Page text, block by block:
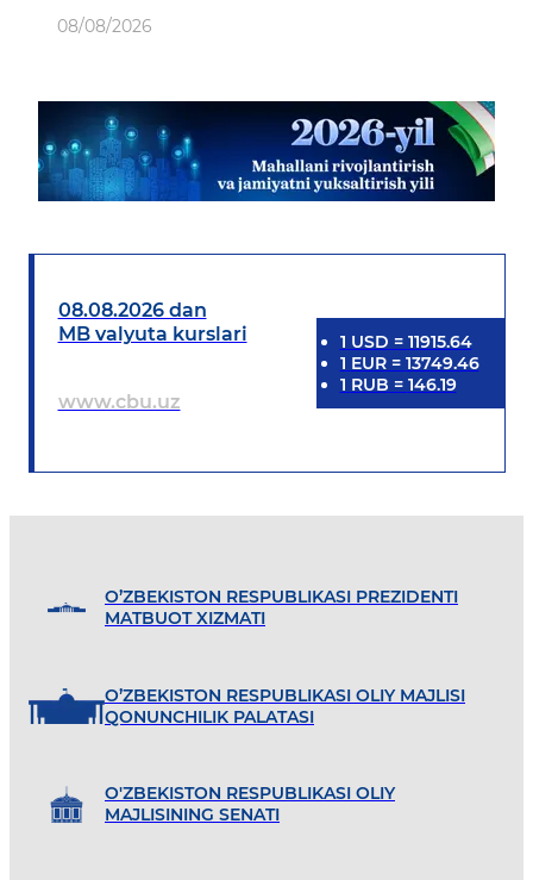
08/08/2026
08.08.2026 dan
MB valyuta kurslari
www.cbu.uz
1 USD = 11915.64
1 EUR= 13749.46
1 RUB = 146.19
O’ZBEKISTON RESPUBLIKASI PREZIDENTI
MATBUOT XIZMATI
O’ZBEKISTON RESPUBLIKASI OLIY MAJLISI
QONUNCHILIK PALATASI
O'ZBEKISTON RESPUBLIKASI OLIY
MAJLISINING SENATI